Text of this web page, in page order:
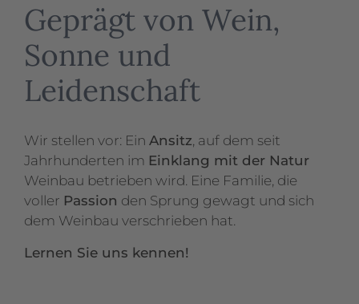
Geprägt von Wein,
Sonne und
Leidenschaft
Wir stellen vor: Ein Ansitz, auf dem seit
Jahrhunderten im Einklang mit der Natur
Weinbau betrieben wird. Eine Familie, die
voller Passion den Sprung gewagt und sich
dem Weinbau verschrieben hat.
Lernen Sie uns kennen!